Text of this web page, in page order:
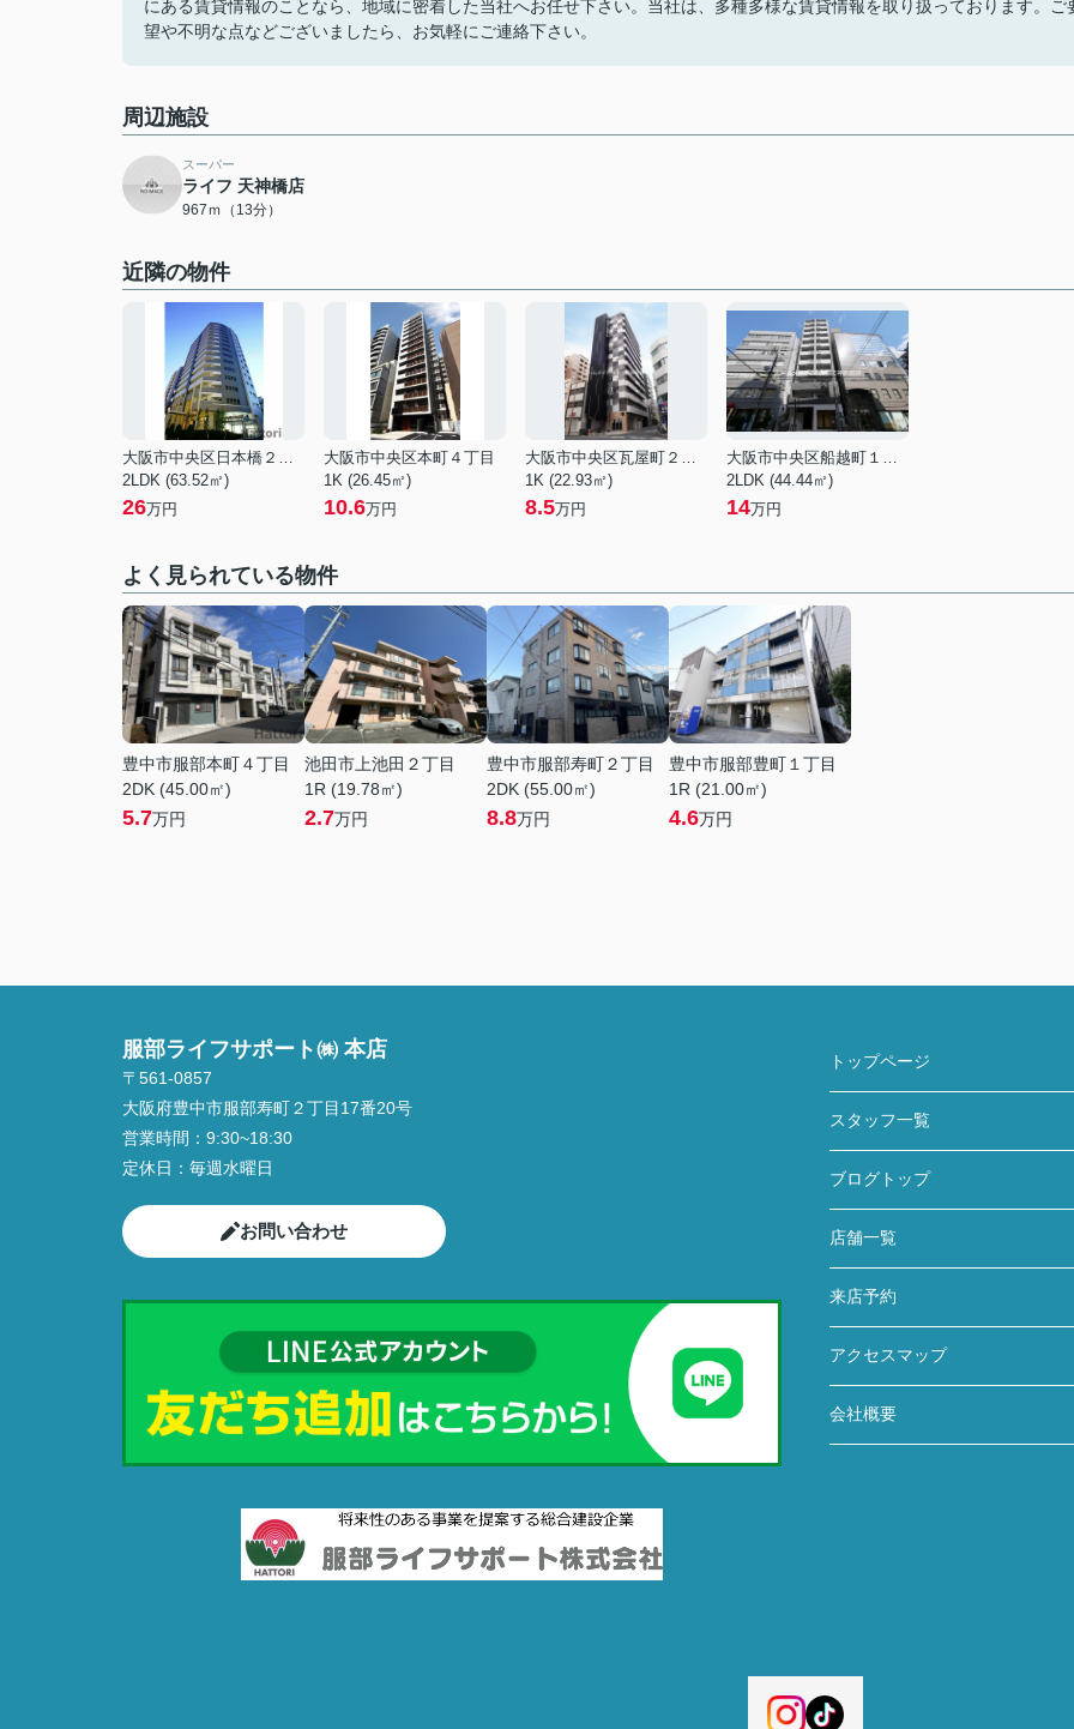
にある賃貸情報のことなら、地域に密着した当社へお任せ下さい。当社は、多種多様な賃貸情報を取り扱っております。ご
望や不明な点などございましたら、お気軽にご連絡下さい。
周辺施設
スーパー
ライフ 天神橋店
967ｍ（13分）
近隣の物件
大阪市中央区日本橋２丁目
2LDK (63.52㎡)
26万円
大阪市中央区本町４丁目
1K (26.45㎡)
10.6万円
大阪市中央区瓦屋町２丁目
1K (22.93㎡)
8.5万円
大阪市中央区船越町１丁目
2LDK (44.44㎡)
14万円
よく見られている物件
豊中市服部本町４丁目
2DK (45.00㎡)
5.7万円
池田市上池田２丁目
1R (19.78㎡)
2.7万円
豊中市服部寿町２丁目
2DK (55.00㎡)
8.8万円
豊中市服部豊町１丁目
1R (21.00㎡)
4.6万円
服部ライフサポート㈱ 本店
〒561-0857
大阪府豊中市服部寿町２丁目17番20号
営業時間： 9:30~18:30
定休日： 毎週水曜日
お問い合わせ
トップページ
スタッフ一覧
ブログトップ
店舗一覧
来店予約
アクセスマップ
会社概要